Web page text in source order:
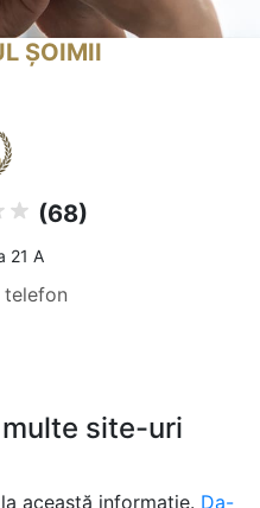
ȘOIMII
(68)
21 A
telefon
site-uri
această informație. Da-